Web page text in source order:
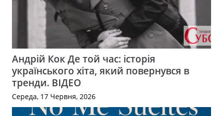
Андрій Кок Де той час: історія
українського хіта, який повернувся в
тренди. ВІДЕО
Середа, 17 Червня, 2026